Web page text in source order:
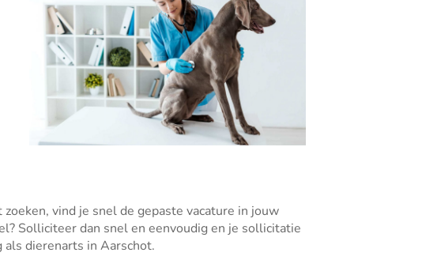
vind je snel de gepaste vacature in jouw
Solliciteer dan snel en eenvoudig en je sollicitatie
dierenarts in Aarschot.